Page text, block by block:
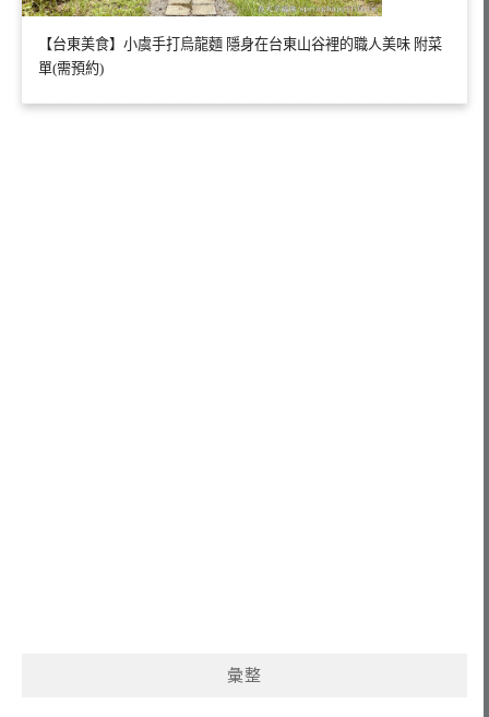
【台東美食】小虞手打烏龍麵 隱身在台東山谷裡的職人美味 附菜
單(需預約)
彙整